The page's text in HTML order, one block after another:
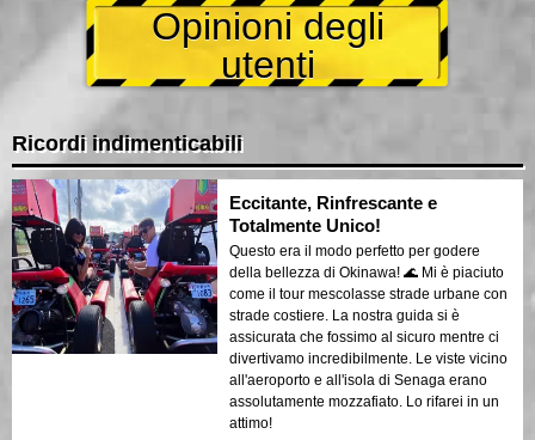
Opinioni degli
utenti
Ricordi indimenticabili
Eccitante, Rinfrescante e
Totalmente Unico!
Questo era il modo perfetto per godere
della bellezza di Okinawa! 🌊 Mi è piaciuto
come il tour mescolasse strade urbane con
strade costiere. La nostra guida si è
assicurata che fossimo al sicuro mentre ci
divertivamo incredibilmente. Le viste vicino
all'aeroporto e all'isola di Senaga erano
assolutamente mozzafiato. Lo rifarei in un
attimo!